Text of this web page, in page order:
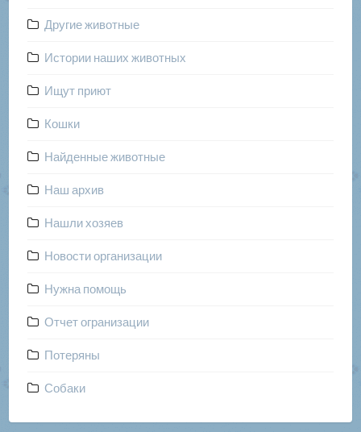
Другие животные
Истории наших животных
Ищут приют
Кошки
Найденные животные
Наш архив
Нашли хозяев
Новости организации
Нужна помощь
Отчет огранизации
Потеряны
Собаки